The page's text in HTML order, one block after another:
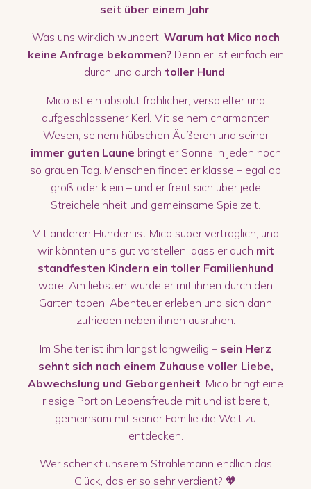
seit über einem Jahr
Was uns wirklich wundert: Warum hat Mico noch
keine Anfrage bekommen?Denn er ist einfach ein
durch und durch toller Hund!
Mico ist ein absolut fröhlicher, verspielter und
aufgeschlossener Kerl. Mit seinem charmanten
Wesen, seinem hübschen Äußeren und seiner
immer guten Laune bringt er Sonne in jeden noch
so grauen Tag. Menschen findet er klasse – egal ob
groß oder klein – und er freut sich über jede
Streicheleinheit und gemeinsame Spielzeit.
Mit anderen Hunden ist Mico super verträglich, und
wir könnten uns gut vorstellen, dass er auch mit
standfesten Kindern ein toller Familienhund
wäre. Am liebsten würde er mit ihnen durch den
Garten toben, Abenteuer erleben und sich dann
zufrieden neben ihnen ausruhen.
Im Shelter ist ihm längst langweilig – sein Herz
sehnt sich nach einem Zuhause voller Liebe,
Abwechslung und Geborgenheit . Mico bringt eine
riesige Portion Lebensfreude mit und ist bereit,
gemeinsam mit seiner Familie die Welt zu
entdecken.
Wer schenkt unserem Strahlemann endlich das
Glück, das er so sehr verdient? 🧡